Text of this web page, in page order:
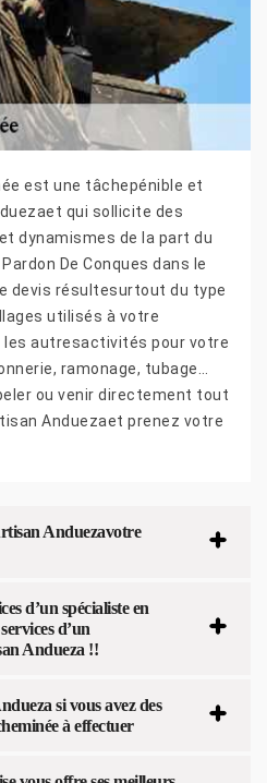
est une tâchepénible et
qui sollicite des
dynamismes de la part du
De Conques dans le
devis résultesurtout du type
utilisés à votre
les autresactivités pour votre
ramonage, tubage…
ou venir directement tout
Anduezaet prenez votre
Anduezavotre
d’un spécialiste en
d’un
Andueza !!
si vous avez des
à effectuer